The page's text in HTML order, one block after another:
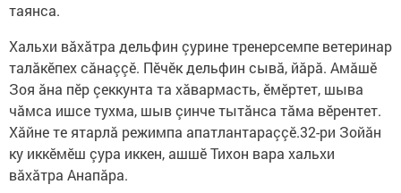
таянса.
Хальхи вăхăтра дельфин çурине тренерсемпе ветеринар
талăкӗпех сăнаççӗ. Пӗчӗк дельфин сывă, йăрă. Амăшӗ
Зоя ăна пӗр çеккунта та хăвармасть, ӗмӗртет, шыва
чăмса ишсе тухма, шыв çинче тытăнса тăма вӗрентет.
Хăйне те ятарлă режимпа апатлантараççӗ.32-ри Зойăн
ку иккӗмӗш çура иккен, ашшӗ Тихон вара хальхи
вăхăтра Анапăра.